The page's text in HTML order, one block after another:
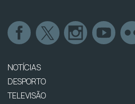
NOTÍCIAS
DESPORTO
TELEVISÃO